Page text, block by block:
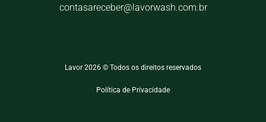
contasareceber@lavorwash.com.br
Lavor 2026 © Todos os direitos reservados
Política de Privacidade